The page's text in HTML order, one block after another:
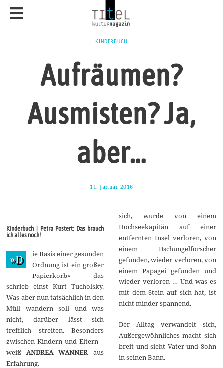
KINDERBUCH
Aufräumen?
Ausmisten? Ja,
aber…
11. Januar 2016
u
s
t
2
0
1
Kinderbuch | Petra Postert: Das brauch
ich alles noch!
»D
ie Basis einer gesunden
Ordnung ist ein großer
Papierkorb« – das
schrieb einst Kurt Tucholsky.
Was aber nun tatsächlich in den
Müll wandern soll und was
nicht, darüber lässt sich
trefflich streiten. Besonders
zwischen Kindern und Eltern –
weiß ANDREA WANNER aus
Erfahrung.
sich, wurde von einem
Hochseekapitän auf einer
entfernten Insel verloren, von
einem Dschungelforscher
gefunden, wieder verloren, von
einem Papagei gefunden und
wieder verloren … Und was es
mit dem Stein auf sich hat, ist
nicht minder spannend.
Der Alltag verwandelt sich,
Außergewöhnliches macht sich
breit und sieht Vater und Sohn
in seinen Bann.